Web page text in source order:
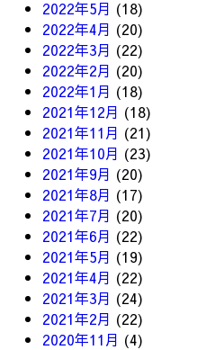
2022年5月 (18)
2022年4月 (20)
2022年3月 (22)
2022年2月 (20)
2022年1月 (18)
2021年12月 (18)
2021年11月 (21)
2021年10月 (23)
2021年9月 (20)
2021年8月 (17)
2021年7月 (20)
2021年6月 (22)
2021年5月 (19)
2021年4月 (22)
2021年3月 (24)
2021年2月 (22)
2020年11月 (4)